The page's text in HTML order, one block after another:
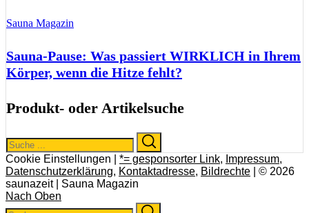
Sauna Magazin
Sauna-Pause: Was passiert WIRKLICH in Ihrem
Körper, wenn die Hitze fehlt?
Produkt- oder Artikelsuche
Search
for:
Cookie Einstellungen | *= gesponsorter Link, Impressum,
Datenschutzerklärung, Kontaktadresse, Bildrechte | © 2026
saunazeit | Sauna Magazin
Nach Oben
Search